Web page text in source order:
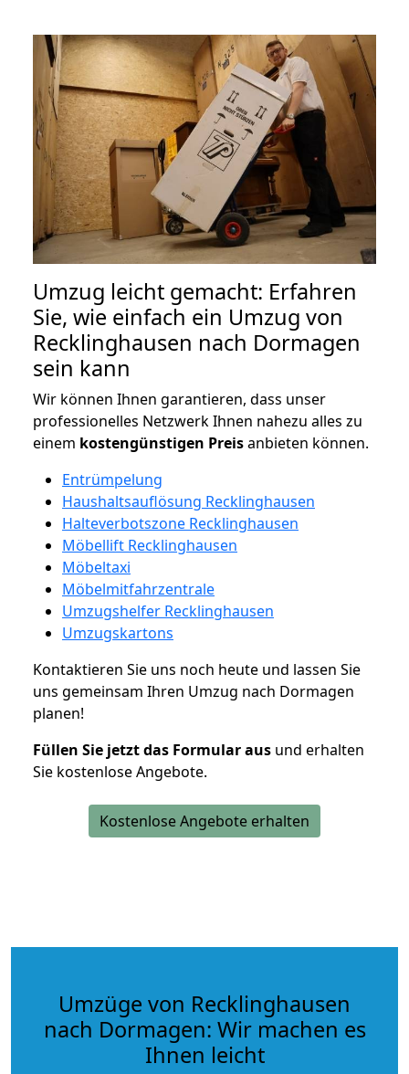
Umzug leicht gemacht: Erfahren
Sie, wie einfach ein Umzug von
Recklinghausen nach Dormagen
sein kann
Wir können Ihnen garantieren, dass unser
professionelles Netzwerk Ihnen nahezu alles zu
einem kostengünstigen Preisanbieten können.
Entrümpelung
Haushaltsauflösung Recklinghausen
Halteverbotszone Recklinghausen
Möbellift Recklinghausen
Möbeltaxi
Möbelmitfahrzentrale
Umzugshelfer Recklinghausen
Umzugskartons
Kontaktieren Sie uns noch heute und lassen Sie
uns gemeinsam Ihren Umzug nach Dormagen
planen!
Füllen Sie jetzt das Formular aus und erhalten
Sie kostenlose Angebote.
Kostenlose Angebote erhalten
Umzüge von Recklinghausen
nach Dormagen: Wir machen es
Ihnen leicht